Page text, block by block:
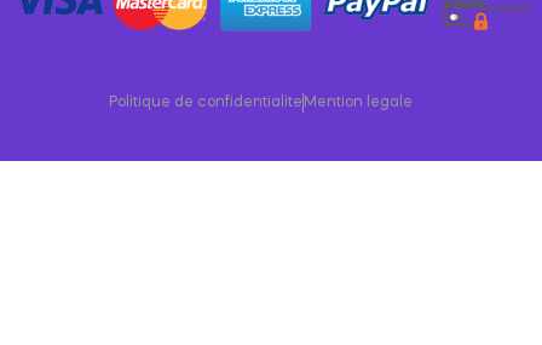
Politique de confidentialite Mention legale